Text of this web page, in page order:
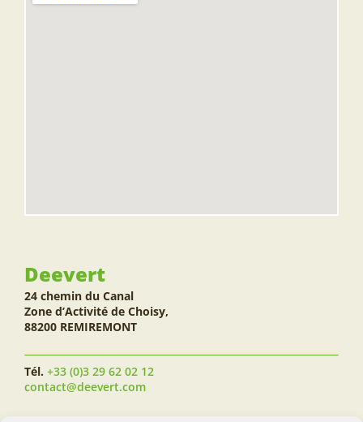
Deevert
24 chemin du Canal
Zone d’Activité de Choisy,
88200 REMIREMONT
Tél. +33 (0)3 29 62 02 12
contact@deevert.com